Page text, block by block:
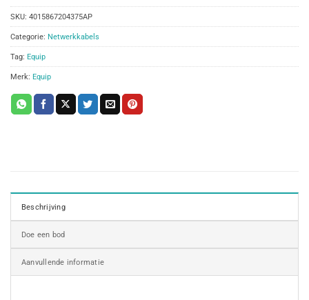
SKU: 4015867204375AP
Categorie: Netwerkkabels
Tag: Equip
Merk: Equip
Beschrijving
Doe een bod
Aanvullende informatie